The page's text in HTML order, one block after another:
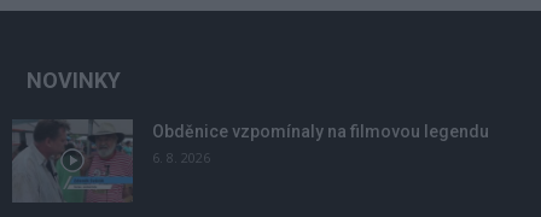
NOVINKY
Obděnice vzpomínaly na filmovou legendu
6. 8. 2026